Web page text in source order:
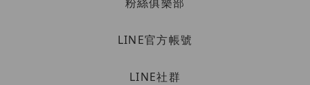
LINE官方帳號
LINE社群